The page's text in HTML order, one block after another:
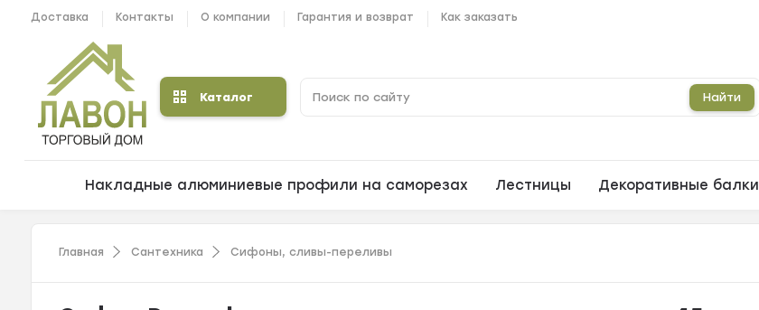
Доставка Контакты О компании Гарантия и возврат Как заказать
Каталог Найти
Накладные алюминиевые профили на саморезах Лестницы Декоративные балки
Главная Сантехника Сифоны, сливы-переливы